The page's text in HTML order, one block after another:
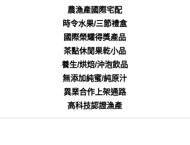
農漁產國際宅配
時令水果/三節禮盒
國際榮耀得獎產品
茶點休閒果乾小品
養生/烘焙/沖泡飲品
無添加純蜜/純原汁
異業合作上架通路
高科技認證漁產